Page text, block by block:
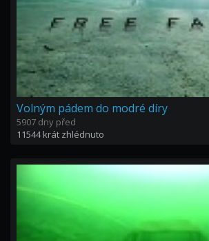
Volným pádem do modré díry
5907 dny před
11544 krát zhlédnuto